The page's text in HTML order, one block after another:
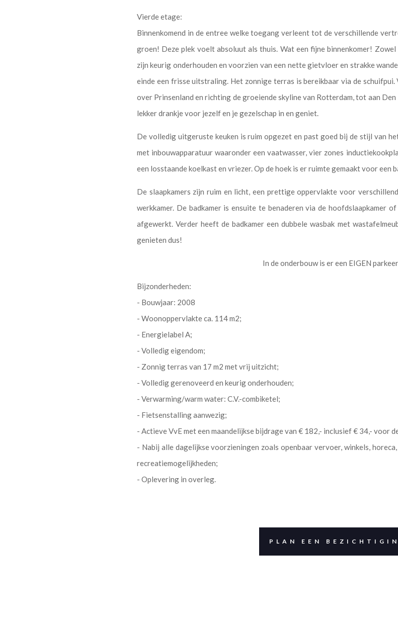
Vierde etage:
Binnenkomend in de entree welke toegang verleent tot de verschillende
groen! Deze plek voelt absoluut als thuis. Wat een fijne binnenkomer!
zijn keurig onderhouden en voorzien van een nette gietvloer en strakke
einde een frisse uitstraling. Het zonnige terras is bereikbaar via de
over Prinsenland en richting de groeiende skyline van Rotterdam, tot aan Den
lekker drankje voor jezelf en je gezelschap in en geniet.
De volledig uitgeruste keuken is ruim opgezet en past goed bij de stijl van
met inbouwapparatuur waaronder een vaatwasser, vier zones
een losstaande koelkast en vriezer. Op de hoek is er ruimte gemaakt voor een
De slaapkamers zijn ruim en licht, een prettige oppervlakte voor
werkkamer. De badkamer is ensuite te benaderen via de hoofdslaapkamer
afgewerkt. Verder heeft de badkamer een dubbele wasbak met
genieten dus!
In de onderbouw is er een EIGEN
Bijzonderheden:
- Bouwjaar: 2008
- Woonoppervlakte ca. 114 m2;
- Energielabel A;
- Volledig eigendom;
- Zonnig terras van 17 m2 met vrij uitzicht;
- Volledig gerenoveerd en keurig onderhouden;
- Verwarming/warm water: C.V.-combiketel;
- Fietsenstalling aanwezig;
- Actieve VvE met een maandelijkse bijdrage van € 182,- inclusief € 34,- voor
- Nabij alle dagelijkse voorzieningen zoals openbaar vervoer, winkels,
recreatiemogelijkheden;
- Oplevering in overleg.
PLAN EEN